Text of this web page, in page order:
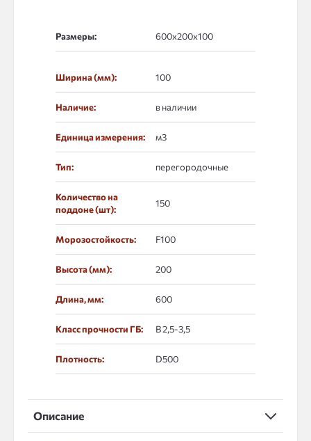
Размеры:
Ширина (мм): 100
Наличие: в наличии
Единица измерения: м3
Тип: перегородочные
Количество на
поддоне (шт):
150
Морозостойкость: F100
Высота (мм): 200
Длина, мм: 600
Класс прочности ГБ: В 2,5-3,5
Плотность: D500
Описание